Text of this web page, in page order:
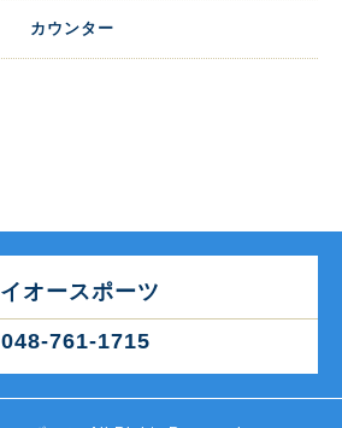
カウンター
オースポーツ
048-761-1715